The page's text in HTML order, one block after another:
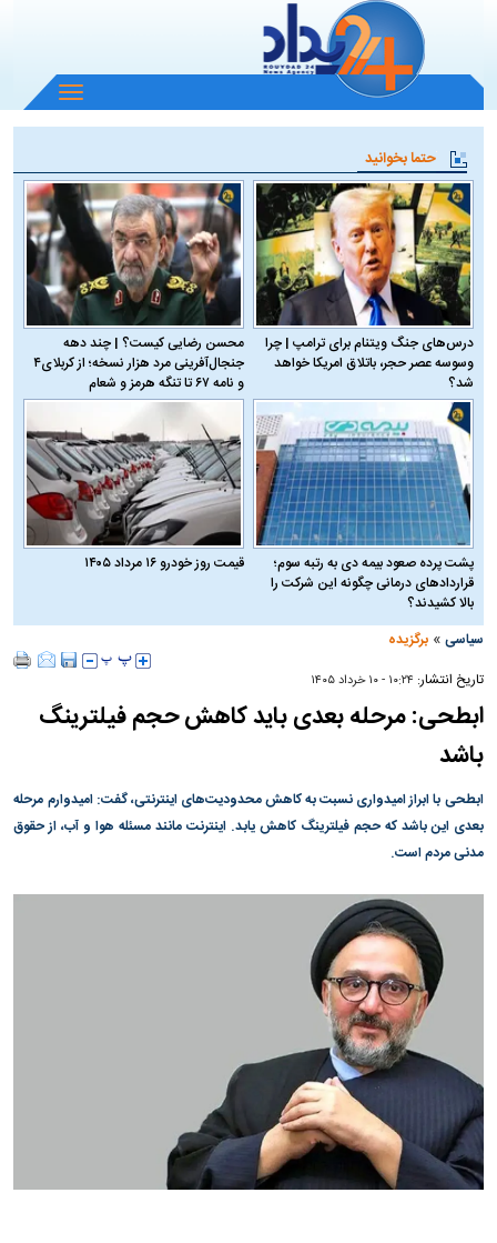
باز
و
منو
حتما بخوانید
درس‌های جنگ ویتنام برای ترامپ | چرا
وسوسه عصر حجر، باتلاق امریکا خواهد
شد؟
محسن رضایی کیست؟ | چند دهه
جنجال‌آفرینی مرد هزار نسخه؛ از کربلای۴
و نامه ۶۷ تا تنگه هرمز و شعام
پشت پرده صعود بیمه دی به رتبه سوم؛
قراردادهای درمانی چگونه این شرکت را
بالا کشیدند؟
قیمت روز خودرو ۱۶ مرداد ۱۴۰۵
سیاسی »برگزیده
تاریخ انتشار: ۱۰:۲۴ - ۱۰ خرداد ۱۴۰۵
ابطحی: مرحله بعدی باید کاهش حجم فیلترینگ
باشد
ابطحی با ابراز امیدواری نسبت به کاهش محدودیت‌های اینترنتی، گفت: امیدوارم مرحله
بعدی این باشد که حجم فیلترینگ کاهش یابد. اینترنت مانند مسئله هوا و آب، از حقوق
مدنی مردم است.